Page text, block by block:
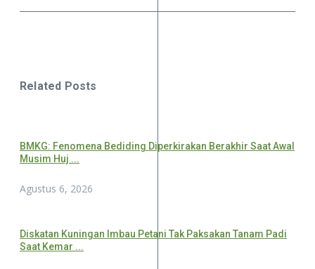
Related Posts
BMKG: Fenomena Bediding Diperkirakan Berakhir Saat Awal
Musim Huj ...
Agustus 6, 2026
Diskatan Kuningan Imbau Petani Tak Paksakan Tanam Padi
Saat Kemar ...